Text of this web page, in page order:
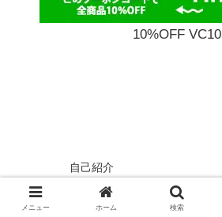
10%OFF VC10
自己紹介
プライバシーポリシー
お問い合わせ
メニュー ホーム 検索